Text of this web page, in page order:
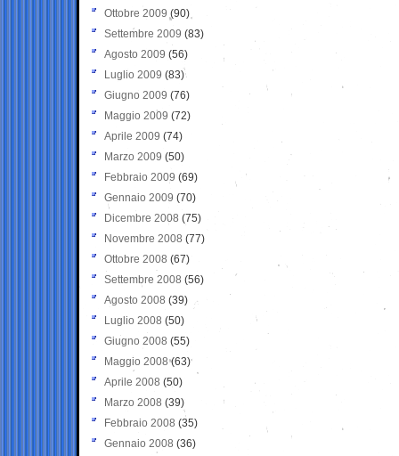
Ottobre 2009 (90)
Settembre 2009 (83)
Agosto 2009 (56)
Luglio 2009 (83)
Giugno 2009 (76)
Maggio 2009 (72)
Aprile 2009 (74)
Marzo 2009 (50)
Febbraio 2009 (69)
Gennaio 2009 (70)
Dicembre 2008 (75)
Novembre 2008 (77)
Ottobre 2008 (67)
Settembre 2008 (56)
Agosto 2008 (39)
Luglio 2008 (50)
Giugno 2008 (55)
Maggio 2008(63)
Aprile 2008 (50)
Marzo 2008 (39)
Febbraio 2008 (35)
Gennaio 2008 (36)